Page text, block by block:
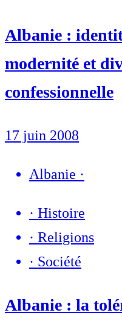
Albanie :
modernité et
confessionnelle
17 juin 2008
Albanie ·
· Histoire
· Religions
· Société
Albanie : la